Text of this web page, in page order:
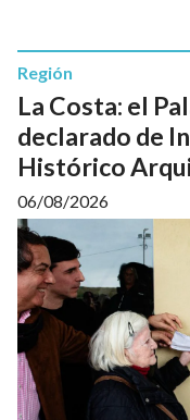
La Costa: el
declarado de
Histórico
Región
06/08/2026